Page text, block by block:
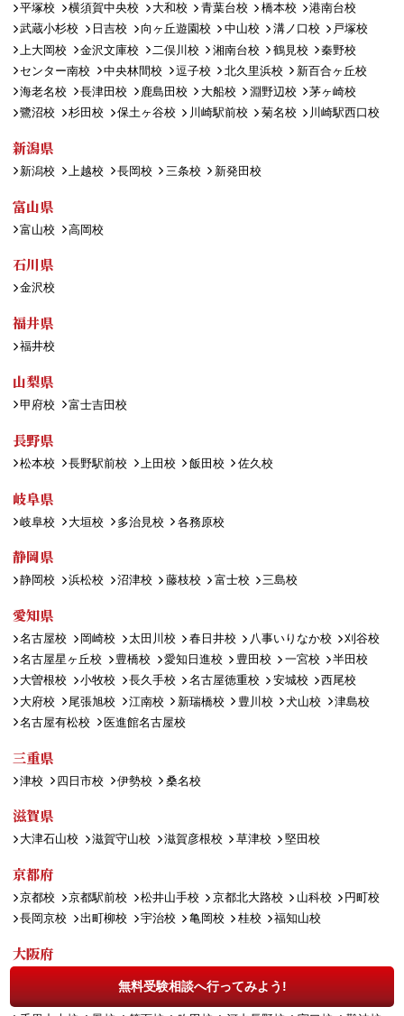
無料受験相談へ行ってみよう!
平塚校
横須賀中央校 大和校 青葉台校 橋本校
港南台校
武蔵小杉校
日吉校 向ヶ丘遊園校 中山校 溝ノ口校
戸塚校
上大岡校
金沢文庫校 二俣川校 湘南台校 鶴見校
秦野校
センター南校
中央林間校 逗子校 北久里浜校
新百合ヶ丘校
海老名校
長津田校 鹿島田校 大船校 淵野辺校
茅ヶ崎校
鷺沼校
杉田校 保土ヶ谷校 川崎駅前校 菊名校 川崎駅西口校
新潟県
新潟校 上越校 長岡校 三条校 新発田校
富山県
富山校 高岡校
石川県
金沢校
福井県
福井校
山梨県
甲府校 富士吉田校
長野県
松本校 長野駅前校 上田校 飯田校 佐久校
岐阜県
岐阜校 大垣校 多治見校 各務原校
静岡県
静岡校 浜松校 沼津校 藤枝校 富士校 三島校
愛知県
名古屋校 岡崎校 太田川校 春日井校 八事いりなか校
刈谷校
名古屋星ヶ丘校
豊橋校 愛知日進校 豊田校 一宮校
半田校
大曽根校
小牧校 長久手校 名古屋徳重校 安城校
西尾校
大府校
尾張旭校 江南校 新瑞橋校 豊川校 犬山校
津島校
名古屋有松校
医進館名古屋校
三重県
津校 四日市校 伊勢校 桑名校
滋賀県
大津石山校 滋賀守山校 滋賀彦根校 草津校 堅田校
京都府
京都校 京都駅前校 松井山手校 京都北大路校 山科校
円町校
長岡京校
出町柳校 宇治校 亀岡校 桂校 福知山校
大阪府
天王寺校 堺東校 高槻校
寝屋川校
上本町校 住道校 岸和田校 八尾校
茨木校